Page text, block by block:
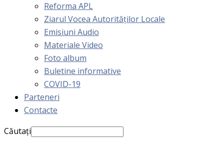
Reforma APL
Ziarul Vocea Autorităților Locale
Emisiuni Audio
Materiale Video
Foto album
Buletine informative
COVID-19
Parteneri
Contacte
Căutați